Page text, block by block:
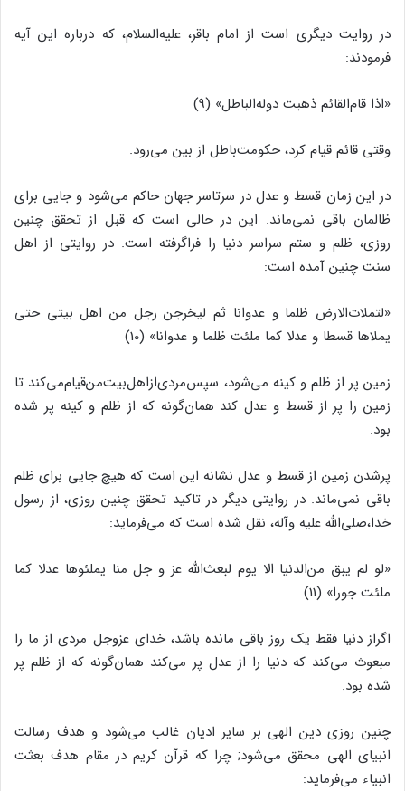
در روایت دیگرى است از امام باقر، علیه‌‌السلام، که درباره این آیه
فرمودند:
«اذا قام‌‌القائم ذهبت دوله‌‌الباطل‌‌» (9)
وقتى قائم قیام کرد، حکومت‌‌باطل از بین مى‌‌رود.
در این زمان قسط و عدل در سرتاسر جهان حاکم مى‌‌شود و جایى براى
ظالمان باقى نمى‌‌ماند. این در حالى است که قبل از تحقق چنین
روزى، ظلم و ستم سراسر دنیا را فراگرفته است. در روایتى از اهل
سنت چنین آمده است:
«لتملات‌‌الارض ظلما و عدوانا ثم لیخرجن رجل من اهل بیتى حتى
یملاها قسطا و عدلا کما ملئت ظلما و عدوانا» (10)
زمین پر از ظلم و کینه مى‌‌شود، سپس‌‌مردى‌‌ازاهل‌‌بیت‌‌من‌‌قیام‌‌مى‌‌کند تا
زمین را پر از قسط و عدل کند همان‌‌گونه که از ظلم و کینه پر شده
بود.
پرشدن زمین از قسط و عدل نشانه این است که هیچ جایى براى ظلم
باقى نمى‌‌ماند. در روایتى دیگر در تاکید تحقق چنین روزى، از رسول
خدا،صلى‌‌الله علیه وآله، نقل شده است که مى‌‌فرماید:
«لو لم یبق من‌‌الدنیا الا یوم لبعث‌‌الله عز و جل منا یملئوها عدلا کما
ملئت جورا» (11)
اگراز دنیا فقط یک روز باقى مانده باشد، خداى عزوجل مردى از ما را
مبعوث مى‌‌کند که دنیا را از عدل پر مى‌‌کند همان‌‌گونه که از ظلم پر
شده بود.
چنین روزى دین الهى بر سایر ادیان غالب مى‌‌شود و هدف رسالت
انبیاى الهى محقق مى‌‌شود; چرا که قرآن کریم در مقام هدف بعثت
انبیاء مى‌‌فرماید: